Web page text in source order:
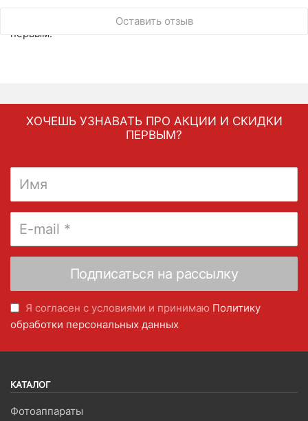
Оставить отзыв
У этого товара нет ни одного отзыва. Вы можете стать
первым.
ХОЧЕШЬ УЗНАВАТЬ ПРО АКЦИИ И СКИДКИ
ПЕРВЫМ?
Я согласен с условиями и принимаю Политику
обработки персональных данных
КАТАЛОГ
Фотоаппараты